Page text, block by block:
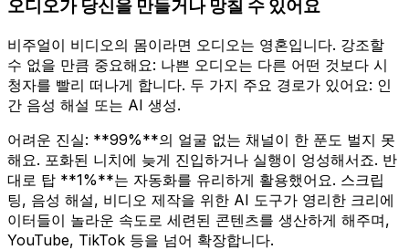
오디오가 당신을 만들거나 망칠 수 있어요
비주얼이 비디오의 몸이라면 오디오는 영혼입니다. 강조할
수 없을 만큼 중요해요: 나쁜 오디오는 다른 어떤 것보다 시
청자를 빨리 떠나게 합니다. 두 가지 주요 경로가 있어요: 인
간 음성 해설 또는 AI 생성.
어려운 진실: **99%**의 얼굴 없는 채널이 한 푼도 벌지 못
해요. 포화된 니치에 늦게 진입하거나 실행이 엉성해서죠. 반
대로 탑 **1%**는 자동화를 유리하게 활용했어요. 스크립
팅, 음성 해설, 비디오 제작을 위한 AI 도구가 영리한 크리에
이터들이 놀라운 속도로 세련된 콘텐츠를 생산하게 해주며,
YouTube, TikTok 등을 넘어 확장합니다.